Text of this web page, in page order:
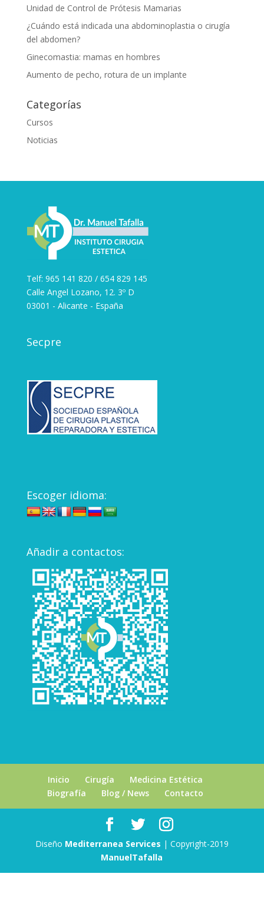
Unidad de Control de Prótesis Mamarias
¿Cuándo está indicada una abdominoplastia o cirugía
del abdomen?
Ginecomastia: mamas en hombres
Aumento de pecho, rotura de un implante
Categorías
Cursos
Noticias
Telf: 965 141 820 / 654 829 145
Calle Angel Lozano, 12. 3º D
03001 - Alicante - España
Secpre
Escoger idioma:
Añadir a contactos:
Inicio Cirugía
Medicina Estética
Biografía
Blog / News Contacto
Diseño Mediterranea Services | Copyright-2019
ManuelTafalla